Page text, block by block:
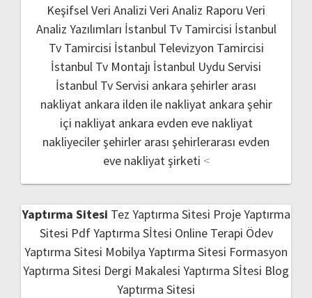
Keşifsel Veri Analizi Veri Analiz Raporu Veri
Analiz Yazılımları İstanbul Tv Tamircisi İstanbul
Tv Tamircisi İstanbul Televizyon Tamircisi
İstanbul Tv Montajı İstanbul Uydu Servisi
İstanbul Tv Servisi ankara şehirler arası
nakliyat ankara ilden ile nakliyat ankara şehir
içi nakliyat ankara evden eve nakliyat
nakliyeciler şehirler arası şehirlerarası evden
eve nakliyat şirketi <
Yaptırma Sitesi Tez Yaptırma Sitesi Proje Yaptırma
Sitesi Pdf Yaptırma Sİtesi Online Terapi Ödev
Yaptırma Sitesi Mobilya Yaptırma Sitesi Formasyon
Yaptırma Sitesi Dergi Makalesi Yaptırma Sİtesi Blog
Yaptırma Sitesi